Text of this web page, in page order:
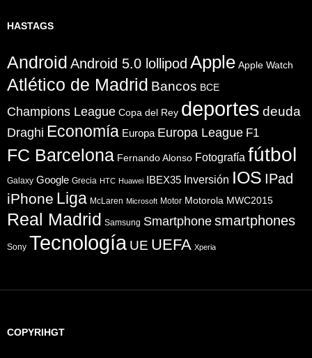
HASTAGS
Android Android 5.0 lollipod Apple Apple Watch
Atlético de Madrid Bancos BCE
Champions League Copa del Rey deportes deuda
Draghi Economía Europa Europa League F1
FC Barcelona Fernando Alonso Fotografía fútbol
Galaxy Google Grecia HTC Huawei IBEX35 Inversión IOS IPad
iPhone Liga McLaren Microsoft Motor Motorola MWC2015
Real Madrid Samsung Smartphone smartphones
Sony Tecnología UE UEFA Xperia
COPYRIHGT